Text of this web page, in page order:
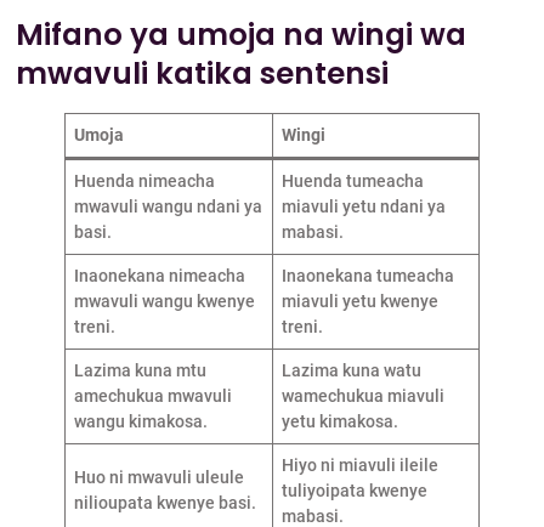
Mifano ya umoja na wingi wa
mwavuli katika sentensi
Umoja Wingi
Huenda nimeacha
mwavuli wangu ndani ya
basi.
Huenda tumeacha
miavuli yetu ndani ya
mabasi.
Inaonekana nimeacha
mwavuli wangu kwenye
treni.
Inaonekana tumeacha
miavuli yetu kwenye
treni.
Lazima kuna mtu
amechukua mwavuli
wangu kimakosa.
Lazima kuna watu
wamechukua miavuli
yetu kimakosa.
Huo ni mwavuli uleule
nilioupata kwenye basi.
Hiyo ni miavuli ileile
tuliyoipata kwenye
mabasi.